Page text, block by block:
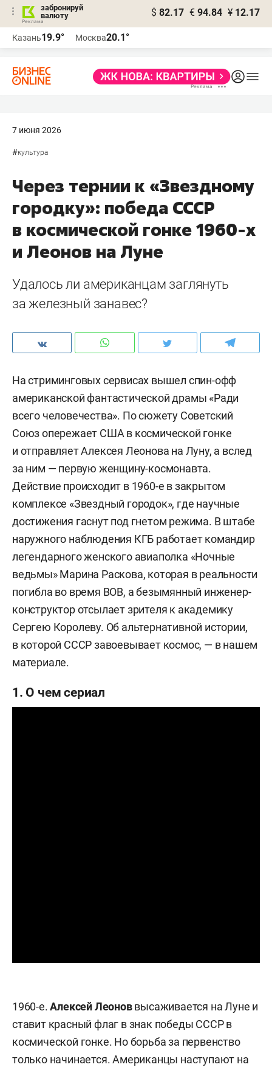
забронируй
валюту
$ 82.17 € 94.84 ¥ 12.17
Казань19.9° Москва20.1°
7 июня 2026
#культура
Через тернии к «Звездному
городку»: победа СССР
в космической гонке 1960-х
и Леонов на Луне
Удалось ли американцам заглянуть
за железный занавес?
На стриминговых сервисах вышел спин-офф
американской фантастической драмы «Ради
всего человечества». По сюжету Советский
Союз опережает США в космической гонке
и отправляет Алексея Леонова на Луну, а вслед
за ним — первую женщину-космонавта.
Действие происходит в 1960-е в закрытом
комплексе «Звездный городок», где научные
достижения гаснут под гнетом режима. В штабе
наружного наблюдения КГБ работает командир
легендарного женского авиаполка «Ночные
ведьмы» Марина Раскова, которая в реальности
погибла во время ВОВ, а безымянный инженер-
конструктор отсылает зрителя к академику
Сергею Королеву. Об альтернативной истории,
в которой СССР завоевывает космос, — в нашем
материале.
1. О чем сериал
1960-е.Алексей Леоноввысаживается на Луне и
ставит красный флаг в знак победы СССР в
космической гонке. Но борьба за первенство
только начинается. Американцы наступают на